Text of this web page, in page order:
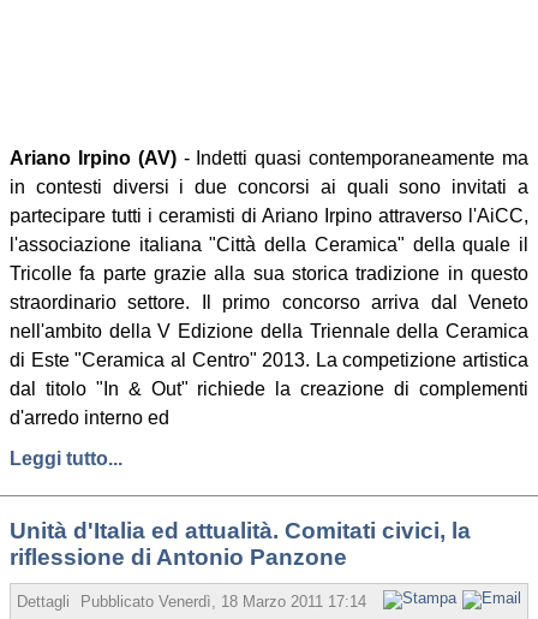
Ariano Irpino (AV)- Indetti quasi contemporaneamente ma
in contesti diversi i due concorsi ai quali sono invitati a
partecipare tutti i ceramisti di Ariano Irpino attraverso l'AiCC,
l'associazione italiana "Città della Ceramica" della quale il
Tricolle fa parte grazie alla sua storica tradizione in questo
straordinario settore. Il primo concorso arriva dal Veneto
nell'ambito della V Edizione della Triennale della Ceramica
di Este "Ceramica al Centro" 2013. La competizione artistica
dal titolo "In & Out" richiede la creazione di complementi
d'arredo interno ed
Leggi tutto...
Unità d'Italia ed attualità. Comitati civici, la
riflessione di Antonio Panzone
Dettagli Pubblicato Venerdì, 18 Marzo 2011 17:14 Scritto da Antonio